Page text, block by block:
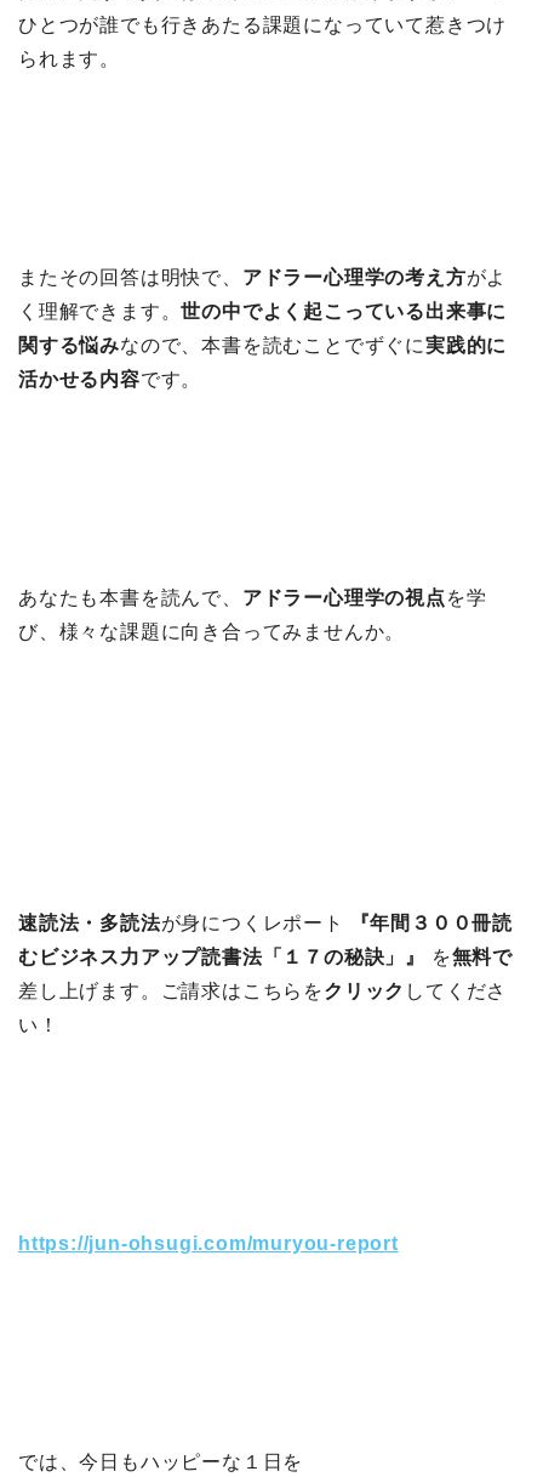
ひとつが誰でも行きあたる課題になっていて惹きつけ
られます。
またその回答は明快で、 アドラー心理学の考え方がよ
く理解できます。世の中でよく起こっている出来事に
関する悩みなので、本書を読むことでずぐに実践的に
活かせる内容です。
あなたも本書を読んで、 アドラー心理学の視点 を学
び、様々な課題に向き合ってみませんか。
速読法・多読法が身につくレポート
『年間３００冊読
むビジネス力アップ読書法「１７の秘訣」』
を無料で
差し上げます。ご請求はこちらをクリック してくださ
い！
https://jun-ohsugi.com/muryou-report
では、今日もハッピーな１日を